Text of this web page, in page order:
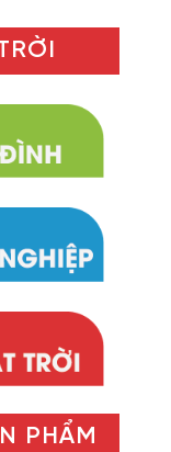
PHẨM